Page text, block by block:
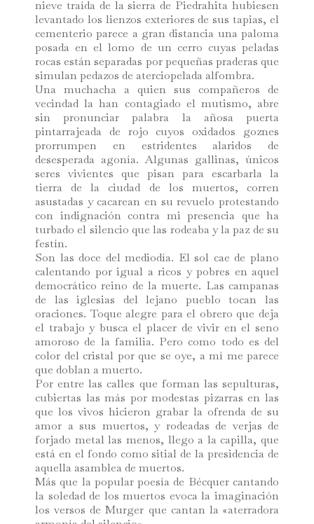
nieve traída de la sierra de Piedrahita hubiesen
levantado los lienzos exteriores de sus tapias, el
cementerio parece a gran distancia una paloma
posada en el lomo de un cerro cuyas peladas
rocas están separadas por pequeñas praderas que
simulan pedazos de aterciopelada alfombra.
Una muchacha a quien sus compañeros de
vecindad la han contagiado el mutismo, abre
sin pronunciar palabra la añosa puerta
pintarrajeada de rojo cuyos oxidados goznes
prorrumpen en estridentes alaridos de
desesperada agonía. Algunas gallinas, únicos
seres vivientes que pisan para escarbarla la
tierra de la ciudad de los muertos, corren
asustadas y cacarean en su revuelo protestando
con indignación contra mi presencia que ha
turbado el silencio que las rodeaba y la paz de su
festín.
Son las doce del mediodía. El sol cae de plano
calentando por igual a ricos y pobres en aquel
democrático reino de la muerte. Las campanas
de las iglesias del lejano pueblo tocan las
oraciones. Toque alegre para el obrero que deja
el trabajo y busca el placer de vivir en el seno
amoroso de la familia. Pero como todo es del
color del cristal por que se oye, a mí me parece
que doblan a muerto.
Por entre las calles que forman las sepulturas,
cubiertas las más por modestas pizarras en las
que los vivos hicieron grabar la ofrenda de su
amor a sus muertos, y rodeadas de verjas de
forjado metal las menos, llego a la capilla, que
está en el fondo como sitial de la presidencia de
aquella asamblea de muertos.
Más que la popular poesía de Bécquer cantando
la soledad de los muertos evoca la imaginación
los versos de Murger que cantan la «aterradora